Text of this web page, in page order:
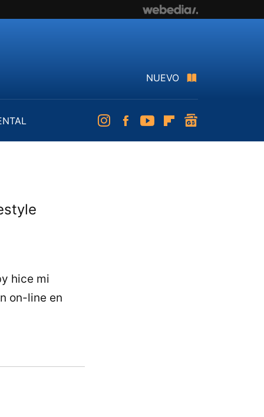
NUEVO
InstagramFacebookYoutubeFlipboard
hice mi
on-line en